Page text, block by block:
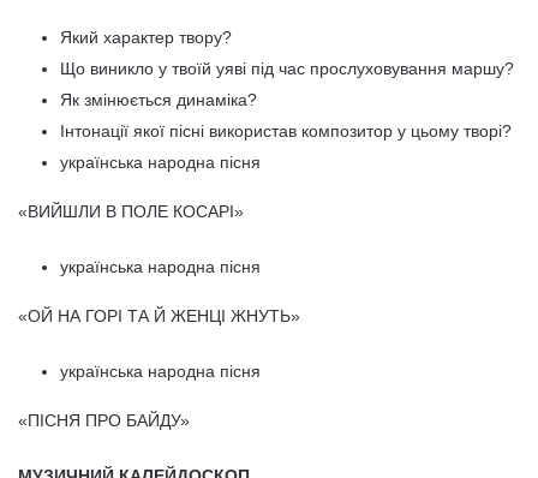
Який характер твору?
Що виникло у твоїй уяві під час прослуховування маршу?
Як змінюється динаміка?
Інтонації якої пісні використав композитор у цьому творі?
українська народна пісня
«ВИЙШЛИ В ПОЛЕ КОСАРІ»
українська народна пісня
«ОЙ НА ГОРІ ТА Й ЖЕНЦІ ЖНУТЬ»
українська народна пісня
«ПІСНЯ ПРО БАЙДУ»